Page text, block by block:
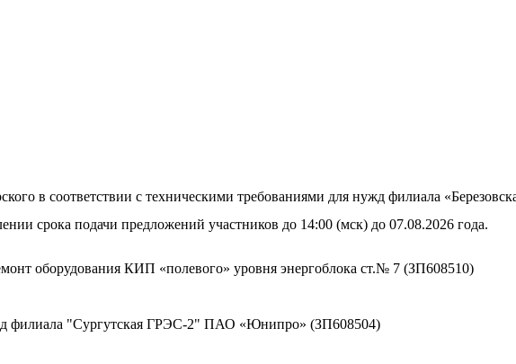
в соответствии с техническими требованиями для нужд филиала
срока подачи предложений участников до 14:00 (мск) до 07.08.2026 года.
оборудования КИП «полевого» уровня энергоблока ст.№ 7 (ЗП608510)
филиала "Сургутская ГРЭС-2" ПАО «Юнипро» (ЗП608504)